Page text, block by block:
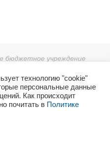
бюджетное учреждение
8 (41658) 3-08-55.
дела Администрации
технологию "cookie"
персональные данные
Как происходит
почитать в Политике